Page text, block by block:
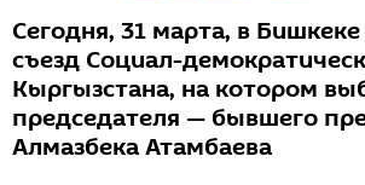
Сегодня, 31 марта, в
съезд Социал-
Кыргызстана, на котором
председателя — бывшего
Алмазбека Атамбаева